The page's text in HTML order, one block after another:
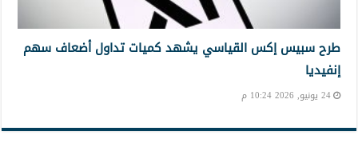
طرح سبيس إكس القياسي يشهد كميات تداول أضعاف سهم
إنفيديا
24 يونيو, 2026 10:24 م